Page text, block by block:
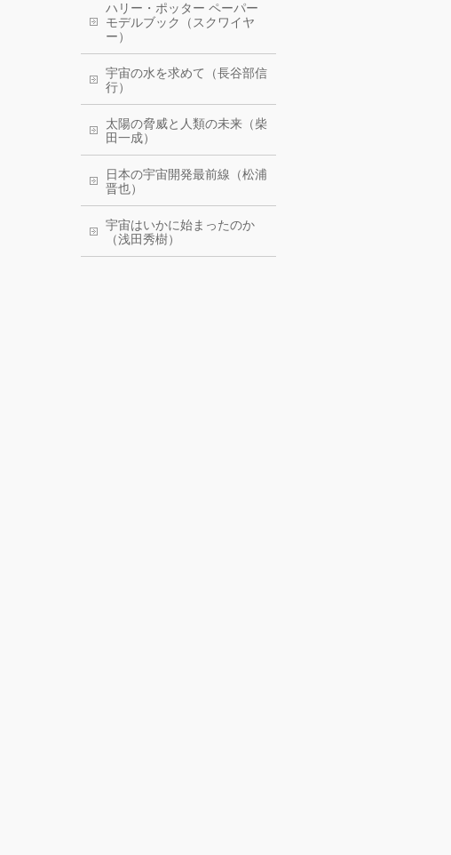
ハリー・ポッター ペーパー
モデルブック（スクワイヤ
ー）
宇宙の水を求めて（長谷部信
行）
太陽の脅威と人類の未来（柴
田一成）
日本の宇宙開発最前線（松浦
晋也）
宇宙はいかに始まったのか
（浅田秀樹）